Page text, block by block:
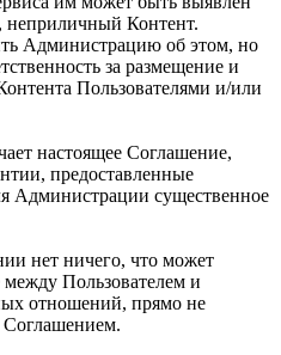
неприличный Контент.
Администрацию об этом, но
за размещение и
Пользователями и/или
настоящее Соглашение,
предоставленные
Администрации существенное
нет ничего, что может
между Пользователем и
отношений, прямо не